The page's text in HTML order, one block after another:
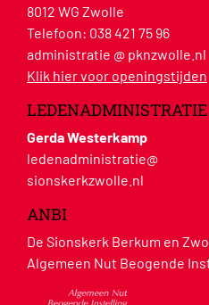
8012 WG Zwolle
Telefoon: 038 421 75 96
administratie @ pknzwolle.nl
Klik hier voor openingstijden
LEDENADMINISTRATIE
Gerda Westerkamp
ledenadministratie@
sionskerkzwolle.nl
ANBI
De Sionskerk Berkum en
Algemeen Nut Beogende